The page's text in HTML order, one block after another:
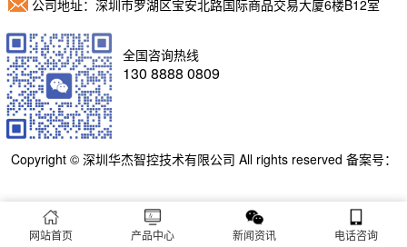
公司地址：深圳市罗湖区宝安北路国际商品交易大厦6楼B12室
全国咨询热线
130 8888 0809
Copyright © 深圳华杰智控技术有限公司 All rights reserved 备案号：
网站首页 产品中心 新闻资讯 电话咨询